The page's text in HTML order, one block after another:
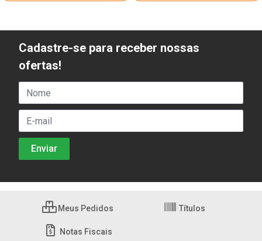
Cadastre-se para receber nossas
ofertas!
Meus Pedidos Títulos
Notas Fiscais